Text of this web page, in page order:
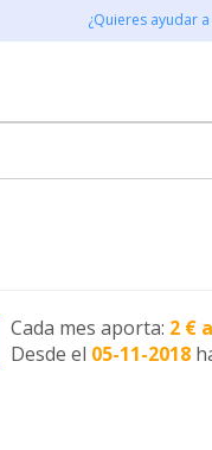
¿Quieres ayudar
Cada mes aporta: 2 €
Desde el 05-11-2018